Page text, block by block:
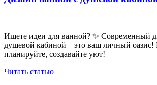
Ищете идеи для ванной? ✨ Современный
душевой кабиной – это ваш личный оазис!
планируйте, создавайте уют!
Читать статью